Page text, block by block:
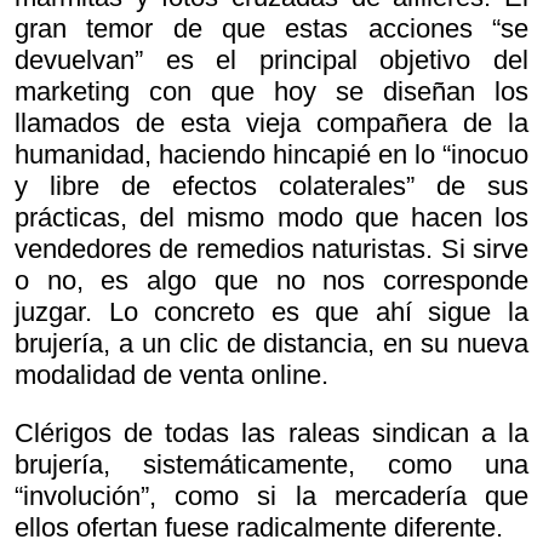
gran temor de que estas acciones “se
devuelvan” es el principal objetivo del
marketing con que hoy se diseñan los
llamados de esta vieja compañera de la
humanidad, haciendo hincapié en lo “inocuo
y libre de efectos colaterales” de sus
prácticas, del mismo modo que hacen los
vendedores de remedios naturistas. Si sirve
o no, es algo que no nos corresponde
juzgar. Lo concreto es que ahí sigue la
brujería, a un clic de distancia, en su nueva
modalidad de venta online.
Clérigos de todas las raleas sindican a la
brujería, sistemáticamente, como una
“involución”, como si la mercadería que
ellos ofertan fuese radicalmente diferente.